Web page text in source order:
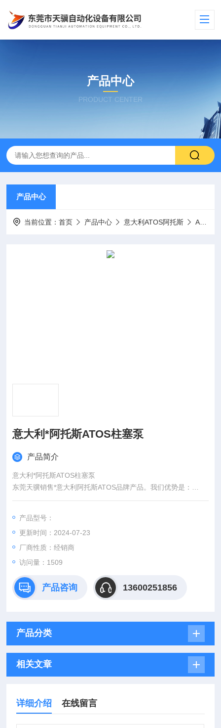
产品中心
PRODUCT CENTER
产品中心
当前位置：首页 产品中心 意大利ATOS阿托斯 Atos柱塞泵
意大利*阿托斯ATOS柱塞泵
产品简介
意大利*阿托斯ATOS柱塞泵
东莞天骥销售*意大利阿托斯ATOS品牌产品。我们优势是：
1、*。
节，工厂给我们提供固定折扣，确保我们给客户优惠的价格。
3.渠道广: 除了工厂，我们跟欧洲许多经销商有直接的业务关
系，使我们可以采购到由于保护代理而不能报价的品牌。
产品型号：
更新时间：2024-07-23
厂商性质：经销商
访问量：1509
产品咨询 13600251856
产品分类
相关文章
详细介绍 在线留言